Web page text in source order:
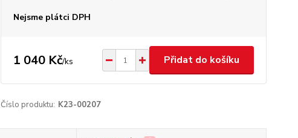
Nejsme plátci DPH
1 040 Kč/ks Přidat do košíku
Číslo produktu: K23-00207